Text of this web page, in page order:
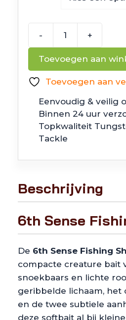
- +
Toevoegen aan
Toevoegen aan
Eenvoudig & veilig
Binnen 24 uur
Topkwaliteit
Tackle
Beschrijving
6th Sense
De 6th Sense Fishing
compacte creature bait
snoekbaars en lichte
geribbelde lichaam, het
en de twee subtiele
deze softbait al bij